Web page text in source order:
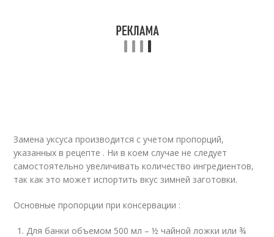
Замена уксуса производится с учетом пропорций,
указанных в рецепте . Ни в коем случае не следует
самостоятельно увеличивать количество ингредиентов,
так как это может испортить вкус зимней заготовки.
Основные пропорции при консервации :
Для банки объемом 500 мл – ½ чайной ложки или ¾